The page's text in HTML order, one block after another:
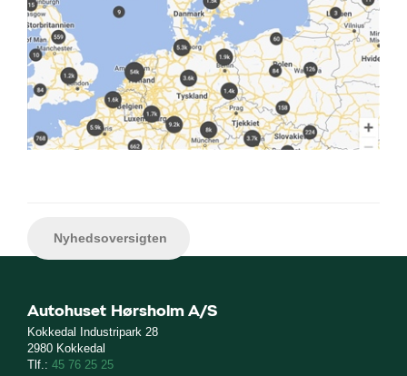
Nyhedsoversigten
Autohuset Hørsholm A/S
Kokkedal Industripark 28
2980 Kokkedal
Tlf.: 45 76 25 25